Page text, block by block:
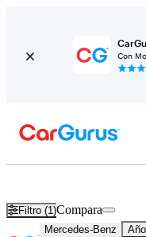
Con
Filtro (1)Compara
Mercedes-Benz Año